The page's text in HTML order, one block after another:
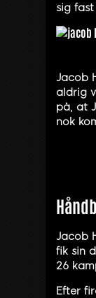
sig
Jacob
aldrig
på, at
nok
Jacob
fik sin
26
Efter